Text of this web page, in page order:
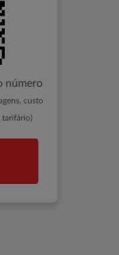
número
custo
tarifário)